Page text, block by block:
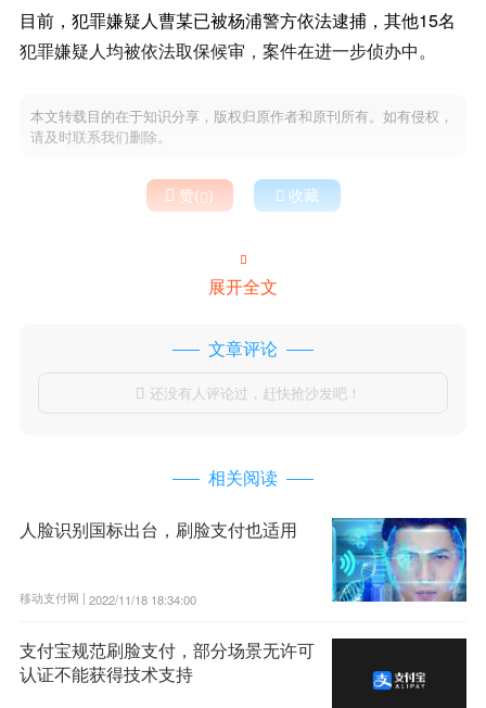
目前，犯罪嫌疑人曹某已被杨浦警方依法逮捕，其他15名
犯罪嫌疑人均被依法取保候审，案件在进一步侦办中。
本文转载目的在于知识分享，版权归原作者和原刊所有。如有侵权，
请及时联系我们删除。
 赞()  收藏

展开全文
文章评论
 还没有人评论过，赶快抢沙发吧！
相关阅读
人脸识别国标出台，刷脸支付也适用
移动支付网 | 2022/11/18 18:34:00
支付宝规范刷脸支付，部分场景无许可
认证不能获得技术支持